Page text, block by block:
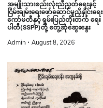
အမျိုးသားစည်းလုံးညီညွတ်ရေးနှင့်
ငြိမ်းချမ်းရေးဖော်ဆောင်မှုညှိနှိုင်းရေး
ကော်မတီနှင့် ရှမ်းပြည်တိုးတက် ရေး
ပါတီ(SSPP)တို့ တွေ့ဆုံဆွေးနွေး
Admin August 8, 2026